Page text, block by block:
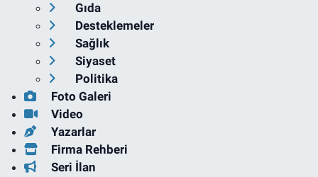
Gıda
Desteklemeler
Sağlık
Siyaset
Politika
Foto Galeri
Video
Yazarlar
Firma Rehberi
Seri İlan